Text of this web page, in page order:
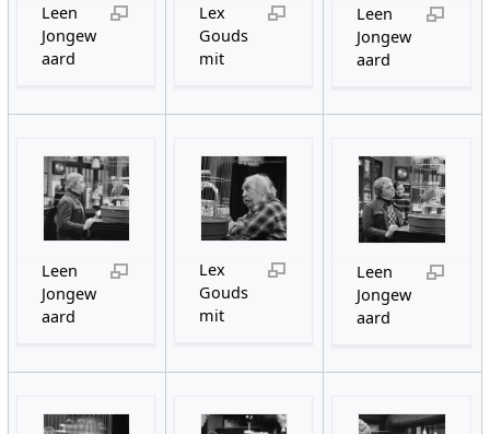
Leen
Jongew
aard
Lex
Gouds
mit
Leen
Jongew
aard
Leen
Jongew
aard
Lex
Gouds
mit
Leen
Jongew
aard